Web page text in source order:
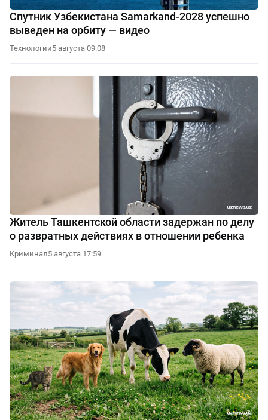
Спутник Узбекистана Samarkand-2028 успешно
выведен на орбиту — видео
Технологии5 августа 09:08
Житель Ташкентской области задержан по делу
о развратных действиях в отношении ребенка
Криминал5 августа 17:59